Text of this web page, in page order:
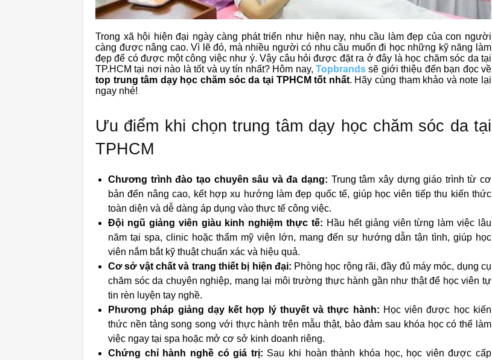
Trong xã hội hiện đại ngày càng phát triển như hiện nay, nhu cầu làm đẹp của con người
càng được nâng cao. Vì lẽ đó, mà nhiều người có nhu cầu muốn đi học những kỹ năng làm
đẹp để có được một công việc như ý. Vậy câu hỏi được đặt ra ở đây là học chăm sóc da tại
TP.HCM tại nơi nào là tốt và uy tín nhất? Hôm nay, Topbrands sẽ giới thiệu đến bạn đọc về
top trung tâm dạy học chăm sóc da tại TPHCM tốt nhất. Hãy cùng tham khảo và note lại
ngay nhé!
Ưu điểm khi chọn trung tâm dạy học chăm sóc da tại
TPHCM
Chương trình đào tạo chuyên sâu và đa dạng: Trung tâm xây dựng giáo trình từ cơ
bản đến nâng cao, kết hợp xu hướng làm đẹp quốc tế, giúp học viên tiếp thu kiến thức
toàn diện và dễ dàng áp dụng vào thực tế công việc.
Đội ngũ giảng viên giàu kinh nghiệm thực tế: Hầu hết giảng viên từng làm việc lâu
năm tại spa, clinic hoặc thẩm mỹ viện lớn, mang đến sự hướng dẫn tận tình, giúp học
viên nắm bắt kỹ thuật chuẩn xác và hiệu quả.
Cơ sở vật chất và trang thiết bị hiện đại: Phòng học rộng rãi, đầy đủ máy móc, dụng cụ
chăm sóc da chuyên nghiệp, mang lại môi trường thực hành gần như thật để học viên tự
tin rèn luyện tay nghề.
Phương pháp giảng dạy kết hợp lý thuyết và thực hành: Học viên được học kiến
thức nền tảng song song với thực hành trên mẫu thật, bảo đảm sau khóa học có thể làm
việc ngay tại spa hoặc mở cơ sở kinh doanh riêng.
Chứng chỉ hành nghề có giá trị: Sau khi hoàn thành khóa học, học viên được cấp